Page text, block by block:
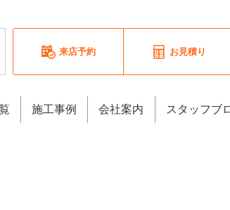
来店予約 お見積り
施工事例 会社案内 スタッフブ